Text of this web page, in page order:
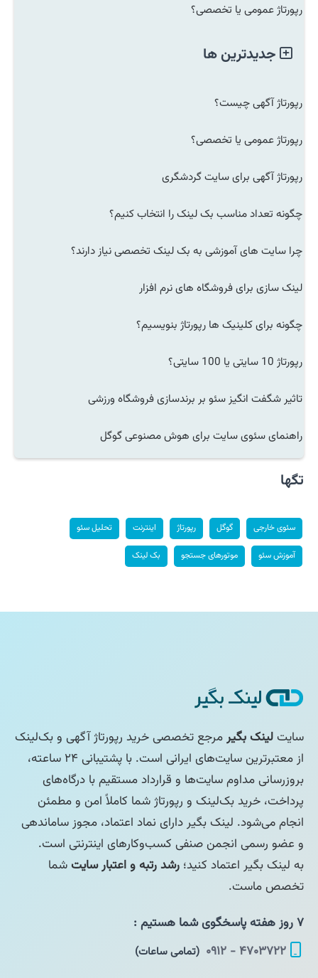
رپورتاژ عمومی یا تخصصی؟
جدیدترین ها
رپورتاژ آگهی چیست؟
رپورتاژ عمومی یا تخصصی؟
رپورتاژ آگهی برای سایت گردشگری
چگونه تعداد مناسب بک لینک را انتخاب کنیم؟
چرا سایت های آموزشی به بک لینک تخصصی نیاز دارند؟
لینک سازی برای فروشگاه های نرم افزار
چگونه برای کلینیک ها رپورتاژ بنویسیم؟
رپورتاژ 10 سایتی یا 100 سایتی؟
تاثیر شگفت انگیز سئو بر برندسازی فروشگاه ورزشی
راهنمای سئوی سایت برای هوش مصنوعی گوگل
تگها
سئوی خارجی گوگل رپورتاژ اینترنت تحلیل سئو
آموزش سئو موتورهای جستجو بک لینک
سایتلینک بگیرمرجع تخصصی خرید رپورتاژ آگهی و بک‌لینک
از معتبرترین سایت‌های ایرانی است. با پشتیبانی ۲۴ ساعته،
بروزرسانی مداوم سایت‌ها و قرارداد مستقیم با درگاه‌های
پرداخت، خرید بک‌لینک و رپورتاژ شما کاملاً امن و مطمئن
انجام می‌شود. لینک بگیر دارای نماد اعتماد، مجوز ساماندهی
و عضو رسمی انجمن صنفی کسب‌وکارهای اینترنتی است.
به لینک بگیر اعتماد کنید؛ رشد رتبه و اعتبار سایتشما
تخصص ماست.
۷ روز هفته پاسخگوی شما هستیم :
۴۷۰۳۷۲۲ - ۰۹۱۲
(تمامی ساعات)